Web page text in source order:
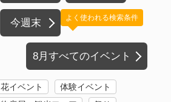
今週末
8月すべてのイベント
よく使われる検索条件
花イベント
体験イベント